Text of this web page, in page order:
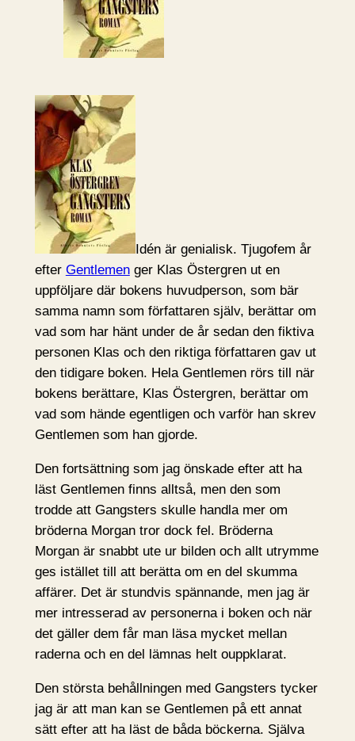
Idén är genialisk. Tjugofem år
efter Gentlemenger Klas Östergren ut en
uppföljare där bokens huvudperson, som bär
samma namn som författaren själv, berättar om
vad som har hänt under de år sedan den fiktiva
personen Klas och den riktiga författaren gav ut
den tidigare boken. Hela Gentlemen rörs till när
bokens berättare, Klas Östergren, berättar om
vad som hände egentligen och varför han skrev
Gentlemen som han gjorde.
Den fortsättning som jag önskade efter att ha
läst Gentlemen finns alltså, men den som
trodde att Gangsters skulle handla mer om
bröderna Morgan tror dock fel. Bröderna
Morgan är snabbt ute ur bilden och allt utrymme
ges istället till att berätta om en del skumma
affärer. Det är stundvis spännande, men jag är
mer intresserad av personerna i boken och när
det gäller dem får man läsa mycket mellan
raderna och en del lämnas helt ouppklarat.
Den största behållningen med Gangsters tycker
jag är att man kan se Gentlemen på ett annat
sätt efter att ha läst de båda böckerna. Själva